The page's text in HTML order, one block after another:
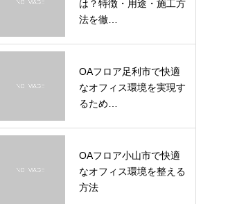
は？特徴・用途・施工方
法を徹…
OAフロア足利市で快適
なオフィス環境を実現す
るため…
OAフロア小山市で快適
なオフィス環境を整える
方法